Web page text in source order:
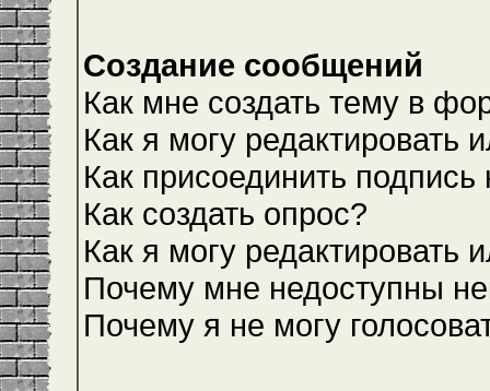
Создание сообщений
Как мне создать тему в
Как я могу редактировать
Как присоединить
Как создать опрос?
Как я могу редактировать
Почему мне недоступны
Почему я не могу